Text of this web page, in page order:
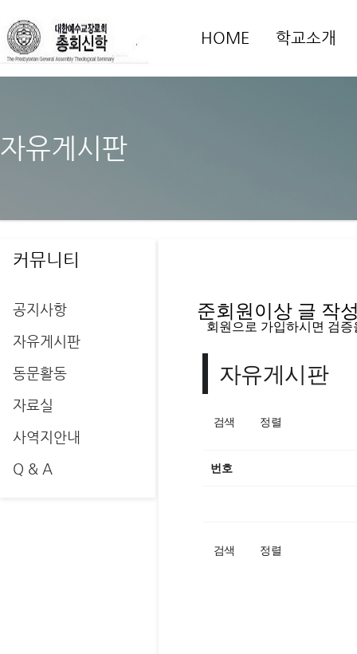
HOME 학교소개
자유게시판
커뮤니티
공지사항
자유게시판
동문활동
자료실
사역지안내
Q & A
준회원이상 글 작
회원으로 가입하시면 검
자유게시판
검색 정렬
번호
검색 정렬